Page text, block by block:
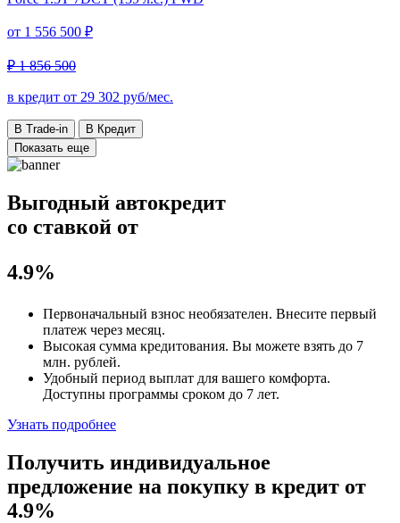
от 1 556 500 ₽
₽ 1 856 500
в кредит от 29 302 руб/мес.
В Trade-in
В Кредит
Показать еще
Выгодный автокредит
со ставкой от
4.9%
Первоначальный взнос необязателен. Внесите первый
платеж через месяц.
Высокая сумма кредитования. Вы можете взять до 7
млн. рублей.
Удобный период выплат для вашего комфорта.
Доступны программы сроком до 7 лет.
Узнать подробнее
Получить индивидуальное
предложение на покупку в кредит от
4.9%